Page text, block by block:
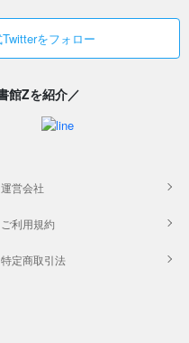
をフォロー
館Zを紹介／
運営会社
ご利用規約
特定商取引法